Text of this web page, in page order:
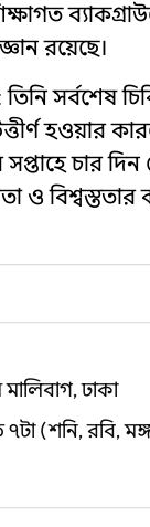
রয়েছে।
তিনি সর্বশেষ
হওয়ার
চার
ও
ঢাকা
৭টা (শনি, রবি,